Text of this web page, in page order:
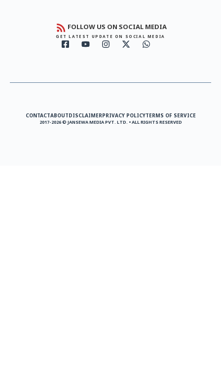
FOLLOW US ON SOCIAL MEDIA
GET LATEST UPDATE ON SOCIAL MEDIA
CONTACTABOUTDISCLAIMERPRIVACY POLICYTERMS OF SERVICE
2017-2026 © JANSEWA MEDIA PVT. LTD. • ALL RIGHTS RESERVED